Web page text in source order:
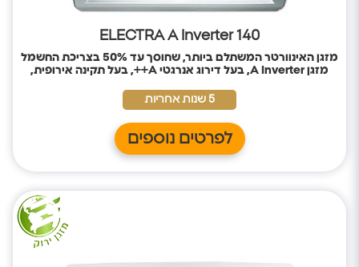
ELECTRA A Inverter 140
מזגן האינוורטר המשתלם ביותר, שחוסך עד 50% בצריכת החשמל
מזגן A Inverter, בעל דירוג אנרגטי A++, בעל תקינה אירופית,
5 שנות אחריות
לפרטים נוספים